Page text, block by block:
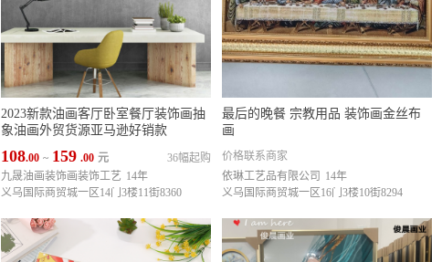
2023新款油画客厅卧室餐厅装饰画抽
象油画外贸货源亚马逊好销款
108.00 ~ 159 .00 元
36幅起购
九晟油画装饰画装饰工艺 14年
义乌国际商贸城一区14门3楼11街8360
最后的晚餐 宗教用品 装饰画金丝布
画
价格联系商家
依琳工艺品有限公司
14年
义乌国际商贸城一区16门3楼10街8294